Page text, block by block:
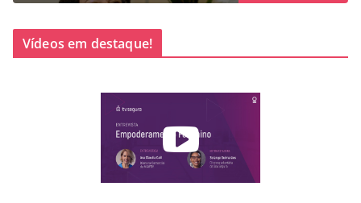
Vídeos em destaque!